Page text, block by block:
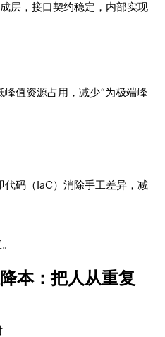
层，接口契约稳定，内部实现
峰值资源占用，减少“为极端峰
代码（IaC）消除手工差异，减
本：把人从重复